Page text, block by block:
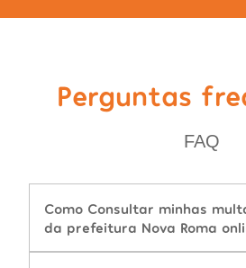
Perguntas
FAQ
Como Consultar minhas
da prefeitura Nova Roma